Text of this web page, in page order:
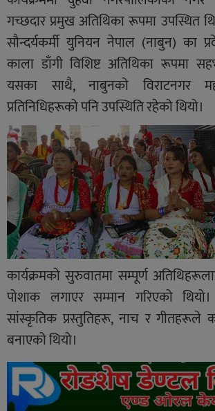
गच्छदार प्रमुख अतिथिका रूपमा उपस्थित
सौन्दर्यकर्मी युनियन नेपाल (नाबुन) का
काला डाँगी विशिष्ट अतिथिका रूपमा
यसका साथै, नाबुनको विराटनगर
प्रतिनिधिहरूको पनि उपस्थिति रहेको थियो।
कार्यक्रमको सुरुवातमा सम्पूर्ण
पोशाक लगाएर सम्मान गरिएको
सांस्कृतिक प्रस्तुतिहरू, नाच र गीतहरूले
बनाएको थियो।